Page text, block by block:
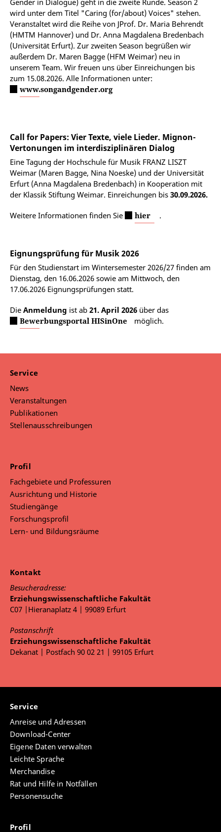
Gender in Dialogue) geht in die zweite Runde. Season 2
wird unter dem Titel "Caring (for/about) Voices" stehen.
Veranstaltet wird die Reihe von JProf. Dr. Maria Behrendt
(HMTM Hannover) und Dr. Anna Magdalena Bredenbach
(Universität Erfurt). Zur zweiten Season begrüßen wir
außerdem Dr. Maren Bagge (HFM Weimar) neu in
unserem Team. Wir freuen uns über Einreichungen bis
zum 15.08.2026. Alle Informationen unter:
www.songandgender.org
Call for Papers: Vier Texte, viele Lieder. Mignon-
Vertonungen im interdisziplinären Dialog
Eine Tagung der Hochschule für Musik FRANZ LISZT
Weimar (Maren Bagge, Nina Noeske) und der Universität
Erfurt (Anna Magdalena Bredenbach) in Kooperation mit
der Klassik Stiftung Weimar. Einreichungen bis 30.09.2026.
Weitere Informationen finden Sie hier .
Eignungsprüfung für Musik 2026
Für den Studienstart im Wintersemester 2026/27 finden am
Dienstag, den 16.06.2026 sowie am Mittwoch, den
17.06.2026 Eignungsprüfungen statt.
Die Anmeldung ist ab 21. April 2026 über das
Bewerbungsportal HISinOne
möglich.
Service
News
Veranstaltungen
Publikationen
Stellenausschreibungen
Profil
Fachgebiete und Professuren
Ausrichtung und Historie
Studiengänge
Forschungsprofil
Lern- und Bildungsräume
Kontakt
Besucheradresse:
Erziehungswissenschaftliche Fakultät
C07 |Hieranaplatz 4 | 99089 Erfurt
Postanschrift
Erziehungswissenschaftliche Fakultät
Dekanat | Postfach 90 02 21 | 99105 Erfurt
Service
Anreise und Adressen
Download-Center
Eigene Daten verwalten
Leichte Sprache
Merchandise
Rat und Hilfe in Notfällen
Personensuche
Profil